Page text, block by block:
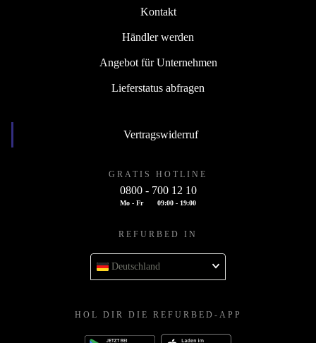
Kontakt
Händler werden
Angebot für Unternehmen
Lieferstatus abfragen
Vertragswiderruf
GRATIS HOTLINE
0800 - 700 12 10
Mo - Fr 09:00 - 19:00
REFURBED IN
Deutschland
HOL DIR DIE REFURBED-APP